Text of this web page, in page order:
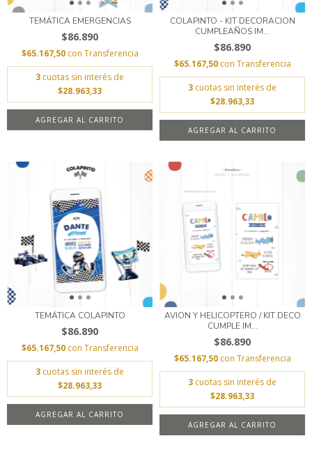
TEMÁTICA EMERGENCIAS
$86.890
$65.167,50 con Transferencia
3 cuotas sin interés de
$28.963,33
AGREGAR AL CARRITO
COLAPINTO - KIT DECORACION
CUMPLEAÑOS IM...
$86.890
$65.167,50 con Transferencia
3 cuotas sin interés de
$28.963,33
TEMÁTICA COLAPINTO
$86.890
$65.167,50 con Transferencia
3 cuotas sin interés de
$28.963,33
AGREGAR AL CARRITO
AVION Y HELICOPTERO / KIT DECO
CUMPLE IM...
$86.890
$65.167,50 con Transferencia
3 cuotas sin interés de
$28.963,33